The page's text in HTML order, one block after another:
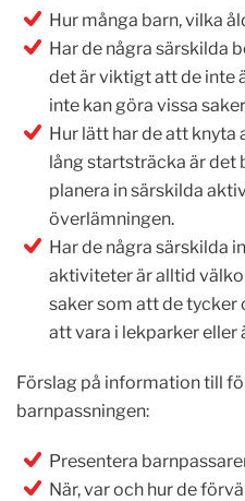
Hur många barn, vilka
Har de några särskilda
det är viktigt att de inte
inte kan göra vissa
Hur lätt har de att knyta
lång startsträcka är det
planera in särskilda
överlämningen.
Har de några särskilda
aktiviteter är alltid
saker som att de tycker
att vara i lekparker eller
Förslag på information till
barnpassningen:
Presentera
När, var och hur de